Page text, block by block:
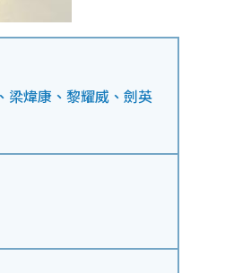
梁煒康、黎耀威、劍英